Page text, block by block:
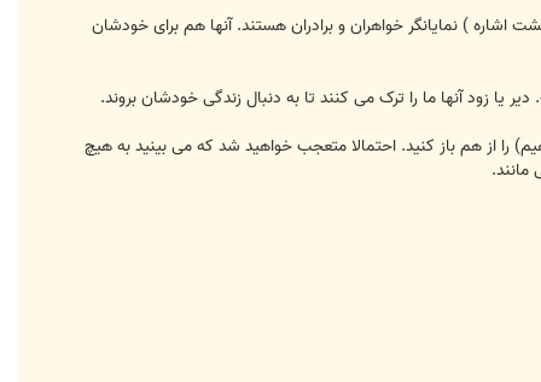
) نمایانگر خواهران و برادران هستند. آنها هم برای خودشان
را از هم باز کنید. احتمالا متعجب خواهید شد که می بینید به هیچ
مانند.